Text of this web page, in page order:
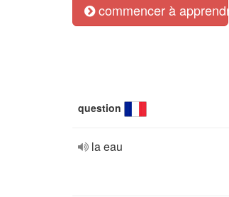
commencer à apprendre
question
la eau